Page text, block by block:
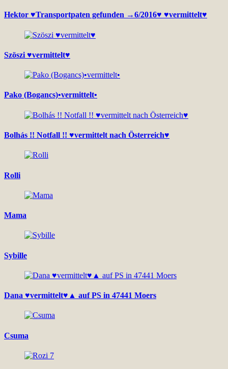
Hektor ♥Transportpaten gefunden →6/2016♥ ♥vermittelt♥
Szöszi ♥vermittelt♥
Pako (Bogancs)•vermittelt•
Bolhás !! Notfall !! ♥vermittelt nach Österreich♥
Rolli
Mama
Sybille
Dana ♥vermittelt♥▲ auf PS in 47441 Moers
Csuma